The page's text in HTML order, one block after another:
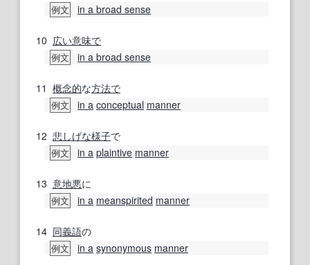
例文 in a broad sense
10 広い意味で
例文 in a broad sense
11 概念的な方法で
例文 in a conceptual manner
12 悲しげな様子で
例文 in a plaintive manner
13 意地悪に
例文 in a meanspirited manner
14 同義語の
例文 in a synonymous manner